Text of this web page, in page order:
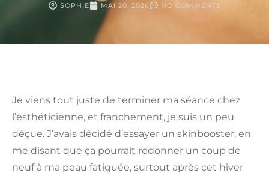
SOPHIE MAI 20, 2026 NO COMMENTS
Je viens tout juste de terminer ma séance chez
l’esthéticienne, et franchement, je suis un peu
déçue. J’avais décidé d’essayer un skinbooster, en
me disant que ça pourrait redonner un coup de
neuf à ma peau fatiguée, surtout après cet hiver